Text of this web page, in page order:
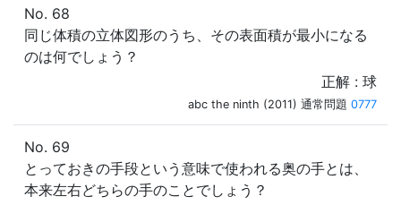
No. 68
同じ体積の立体図形のうち、その表面積が最小になる
のは何でしょう？
正解 : 球
abc the ninth (2011) 通常問題 0777
No. 69
とっておきの手段という意味で使われる奥の手とは、
本来左右どちらの手のことでしょう？